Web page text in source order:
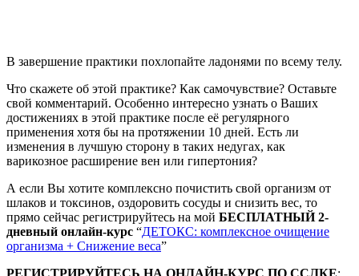
В завершение практики похлопайте ладонями по всему телу.
Что скажете об этой практике? Как самочувствие? Оставьте
свой комментарий. Особенно интересно узнать о Ваших
достижениях в этой практике после её регулярного
применения хотя бы на протяжении 10 дней. Есть ли
изменения в лучшую сторону в таких недугах, как
варикозное расширение вен или гипертония?
А если Вы хотите комплексно почистить свой организм от
шлаков и токсинов, оздоровить сосуды и снизить вес, то
прямо сейчас регистрируйтесь на мой БЕСПЛАТНЫЙ 2-
дневный онлайн-курс “ДЕТОКС: комплексное очищение
организма + Снижение веса”
РЕГИСТРИРУЙТЕСЬ НА ОНЛАЙН-КУРС ПО ССЛКЕ: